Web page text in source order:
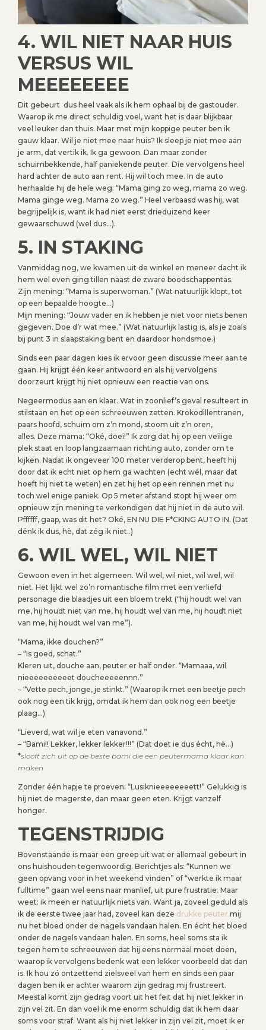
4. WIL NIET NAAR HUIS
VERSUS WIL
MEEEEEEEE
Dit gebeurt dus heel vaak als ik hem ophaal bij de gastouder.
Waarop ik me direct schuldig voel, want het is daar blijkbaar
veel leuker dan thuis. Maar met mijn koppige peuter ben ik
gauw klaar. Wil je niet mee naar huis? Ik sleep je niet mee aan
je arm, dat vertik ik. Ik ga gewoon. Dan maar zonder
schuimbekkende, half paniekende peuter. Die vervolgens heel
hard achter de auto aan rent. Hij wil toch mee. In de auto
herhaalde hij de hele weg: “Mama ging zo weg, mama zo weg.
Mama ginge weg. Mama zo weg.” Heel verbaasd was hij, wat
begrijpelijk is, want ik had niet eerst drieduizend keer
gewaarschuwd (wel dus…).
5. IN STAKING
Vanmiddag nog, we kwamen uit de winkel en meneer dacht ik
hem wel even ging tillen naast de zware boodschappentas.
Zijn mening: “Mama is superwoman.” (Wat natuurlijk klopt, tot
op een bepaalde hoogte…)
Mijn mening: “Jouw vader en ik hebben je niet voor niets benen
gegeven. Doe d’r wat mee.” (Wat natuurlijk lastig is, als je zoals
bij punt 3 in slaapstaking bent en daardoor hondsmoe.)
Sinds een paar dagen kies ik ervoor geen discussie meer aan te
gaan. Hij krijgt één keer antwoord en als hij vervolgens
doorzeurt krijgt hij niet opnieuw een reactie van ons.
Negeermodus aan en klaar. Wat in zoonlief’s geval resulteert in
stilstaan en het op een schreeuwen zetten. Krokodillentranen,
paars hoofd, schuim om z’n mond, stoom uit z’n oren,
alles. Deze mama: “Oké, doei!” Ik zorg dat hij op een veilige
plek staat en loop langzaamaan richting auto, zonder om te
kijken. Nadat ik ongeveer 100 meter verderop bent, heeft hij
door dat ik echt niet op hem ga wachten (echt wél, maar dat
hoeft hij niet te weten) en zet hij het op een rennen met nu
toch wel enige paniek. Op 5 meter afstand stopt hij weer om
opnieuw zijn mening te verkondigen dat hij niet in de auto wil.
Pffffff, gaap, was dit het? Oké, EN NU DIE F*CKING AUTO IN. (Dat
dénk ik dus, hè, dat zég ik niet..)
6. WIL WEL, WIL NIET
Gewoon even in het algemeen. Wil wel, wil niet, wil wel, wil
niet. Het lijkt wel zo’n romantische film met een verliefd
personage die blaadjes uit een bloem trekt (“hij houdt wel van
me, hij houdt niet van me, hij houdt wel van me, hij houdt niet
van me, hij houdt wel van me”).
“Mama, ikke douchen?”
– “Is goed, schat.”
Kleren uit, douche aan, peuter er half onder. “Mamaaa, wil
nieeeeeeeeeet doucheeeeennn.”
– “Vette pech, jonge, je stinkt.” (Waarop ik met een beetje pech
ook nog een tik krijg, omdat ik hem dan ook nog een beetje
plaag…)
“Lieverd, wat wil je eten vanavond.”
– “Bami!! Lekker, lekker lekker!!!” (Dat doet ie dus écht, hè…)
*slooft zich uit op de beste bami die een peutermama klaar kan
maken
Zonder één hapje te proeven: “Lusiknieeeeeeeett!” Gelukkig is
hij niet de magerste, dan maar geen eten. Krijgt vanzelf
honger.
TEGENSTRIJDIG
Bovenstaande is maar een greep uit wat er allemaal gebeurt in
ons huishouden tegenwoordig. Berichtjes als: “Kunnen we
geen opvang voor in het weekend vinden” of “werkte ik maar
fulltime” gaan wel eens naar manlief, uit pure frustratie. Maar
weet: ik meen er natuurlijk niets van. Want ja, zoveel geduld als
ik de eerste twee jaar had, zoveel kan deze drukke peuter mij
nu het bloed onder de nagels vandaan halen. En écht het bloed
onder de nagels vandaan halen. En soms, heel soms sta ik
tegen hem te schreeuwen dat hij eens normaal moet doen,
waarop ik vervolgens bedenk wat een lekker voorbeeld dat dan
is. Ik hou zó ontzettend zielsveel van hem en sinds een paar
dagen ben ik er achter waarom zijn gedrag mij frustreert.
Meestal komt zijn gedrag voort uit het feit dat hij niet lekker in
zijn vel zit. En dan voel ik me enorm schuldig dat ik hem daar
soms voor straf. Want als hij niet lekker in zijn vel zit, moet ik er